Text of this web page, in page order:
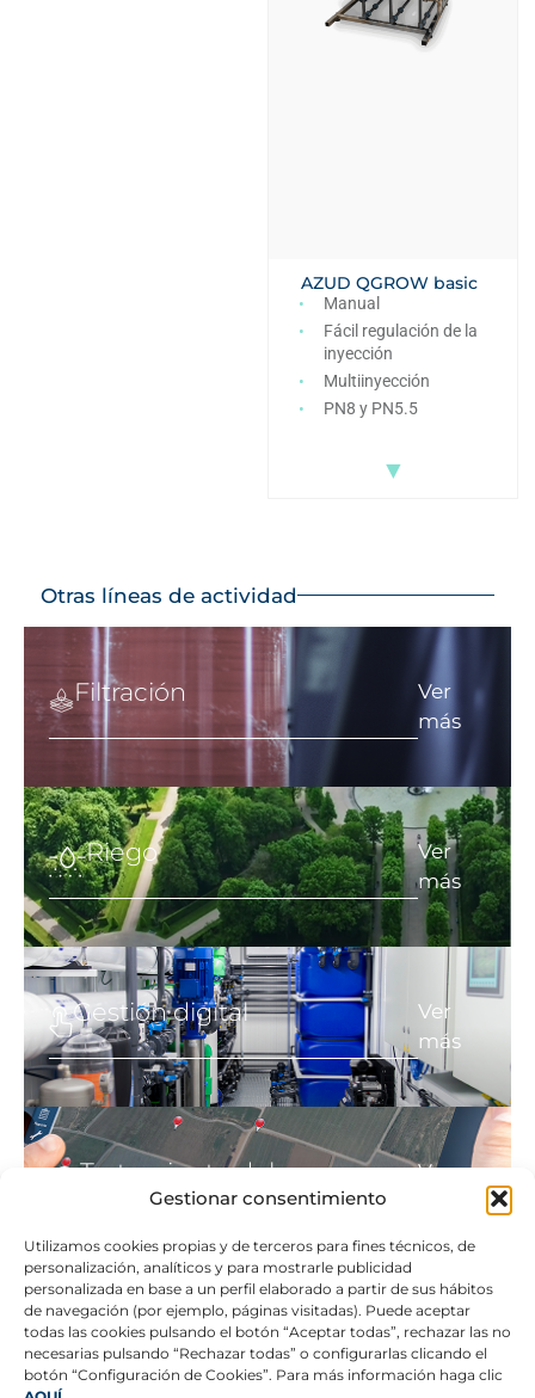
Gestionar consentimiento
Utilizamos cookies propias y de terceros para fines técnicos, de
personalización, analíticos y para mostrarle publicidad
personalizada en base a un perfil elaborado a partir de sus hábitos
de navegación (por ejemplo, páginas visitadas). Puede aceptar
todas las cookies pulsando el botón “Aceptar todas”, rechazar las no
necesarias pulsando “Rechazar todas” o configurarlas clicando el
botón “Configuración de Cookies”. Para más información haga clic
AZUD QGROW basic
Manual
Fácil regulación de la
inyección
Multiinyección
PN8 y PN5.5
▼
Otras líneas de actividad
Filtración
Ver
más
Riego
Ver
más
Gestión digital
Ver
más
Tratamiento del agua
Ver